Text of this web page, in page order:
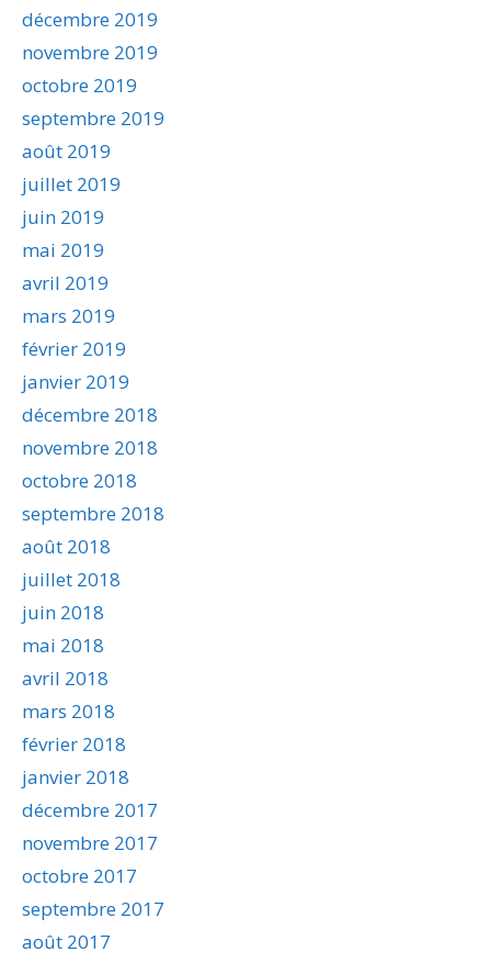
décembre 2019
novembre 2019
octobre 2019
septembre 2019
août 2019
juillet 2019
juin 2019
mai 2019
avril 2019
mars 2019
février 2019
janvier 2019
décembre 2018
novembre 2018
octobre 2018
septembre 2018
août 2018
juillet 2018
juin 2018
mai 2018
avril 2018
mars 2018
février 2018
janvier 2018
décembre 2017
novembre 2017
octobre 2017
septembre 2017
août 2017